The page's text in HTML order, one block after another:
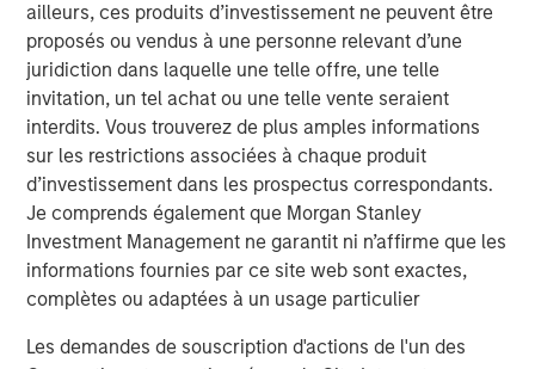
ailleurs, ces produits d’investissement ne peuvent être
proposés ou vendus à une personne relevant d’une
juridiction dans laquelle une telle offre, une telle
invitation, un tel achat ou une telle vente seraient
interdits. Vous trouverez de plus amples informations
sur les restrictions associées à chaque produit
d’investissement dans les prospectus correspondants.
Je comprends également que Morgan Stanley
Investment Management ne garantit ni n’affirme que les
informations fournies par ce site web sont exactes,
complètes ou adaptées à un usage particulier
Les demandes de souscription d'actions de l'un des
Le terme « Industriel » évoque des images d’usines, de
cheminées et de chaînes de montage. Le segment des
biens d’équipement représente en effet plus de 70 % de la
capitalisation boursière du secteur. Toutefois, nos
positions dans le secteur industriel ont tendance à
s’éloigner de ce stéréotype et ont un penchant marqué en
faveur des services professionnels faibles en capital. Par
exemple, aux côtés de RELX et d’Experian, dont nous
parlerons plus en détail ci‑dessous, Broadridge Financial
Solutions fournit des communications destinées aux
investisseurs ainsi que des technologies aux banques –
une entreprise que l’on pourrait d’ailleurs considérer